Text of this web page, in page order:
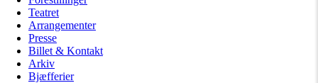
Teatret
Arrangementer
Presse
Billet & Kontakt
Arkiv
Bjæfferier